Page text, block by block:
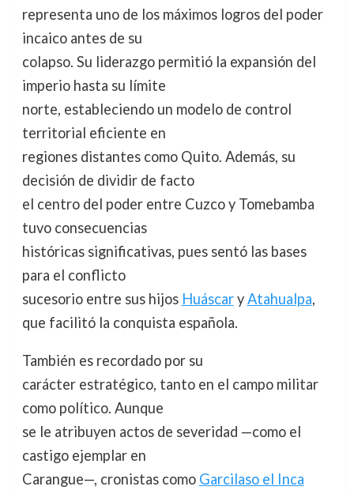
representa uno de los máximos logros del poder
incaico antes de su
colapso. Su liderazgo permitió la expansión del
imperio hasta su límite
norte, estableciendo un modelo de control
territorial eficiente en
regiones distantes como Quito. Además, su
decisión de dividir de facto
el centro del poder entre Cuzco y Tomebamba
tuvo consecuencias
históricas significativas, pues sentó las bases
para el conflicto
sucesorio entre sus hijos HuáscaryAtahualpa,
que facilitó la conquista española.
También es recordado por su
carácter estratégico, tanto en el campo militar
como político. Aunque
se le atribuyen actos de severidad —como el
castigo ejemplar en
Carangue—, cronistas como Garcilaso el Inca